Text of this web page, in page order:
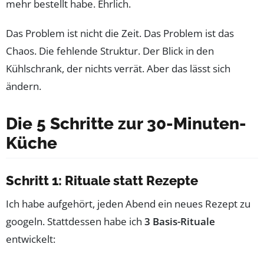
mehr bestellt habe. Ehrlich.
Das Problem ist nicht die Zeit. Das Problem ist das
Chaos. Die fehlende Struktur. Der Blick in den
Kühlschrank, der nichts verrät. Aber das lässt sich
ändern.
Die 5 Schritte zur 30-Minuten-
Küche
Schritt 1: Rituale statt Rezepte
Ich habe aufgehört, jeden Abend ein neues Rezept zu
googeln. Stattdessen habe ich 3 Basis-Rituale
entwickelt: